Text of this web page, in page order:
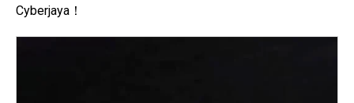
Cyberjaya！